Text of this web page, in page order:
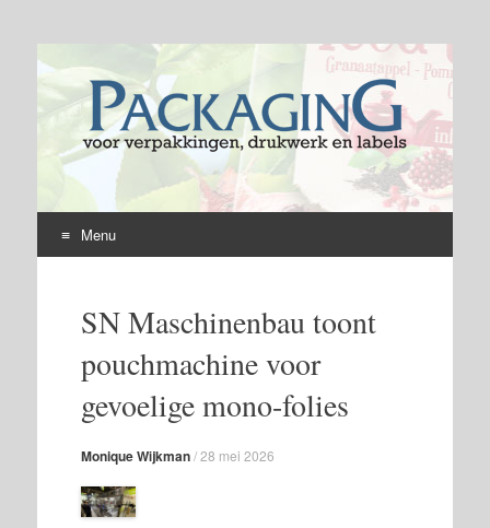
Menu
contentSN Maschinenbau toont
pouchmachine voor
gevoelige mono-folies
Monique Wijkman/28 mei 2026